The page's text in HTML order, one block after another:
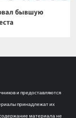
бывшую
и предоставляются
принадлежат их
материала не